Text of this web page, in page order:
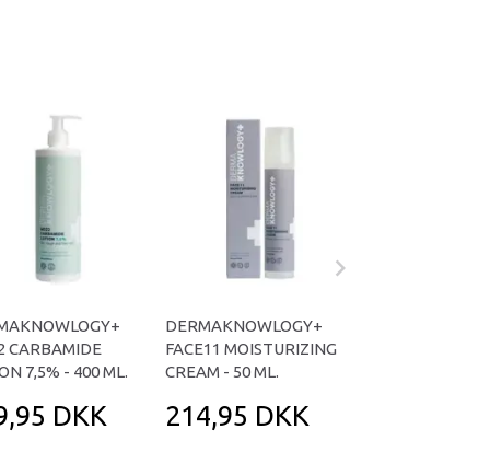
CARBAMIDE
7,5% - 400 ML.
DKK
DERMAKNOWLOGY+
FACE11 MOISTURIZING
CREAM - 50 ML.
214,95 DKK